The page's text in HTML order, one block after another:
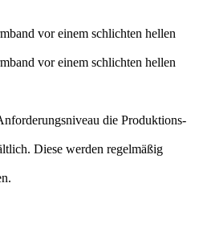
die Produktions­
Diese werden regelmäßig